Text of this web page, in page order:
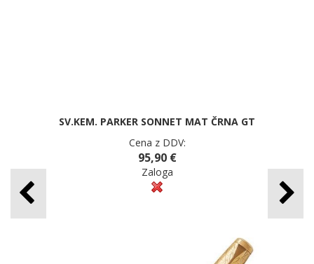
SV.KEM. PARKER SONNET MAT ČRNA GT
Cena z DDV:
95,90 €
Zaloga